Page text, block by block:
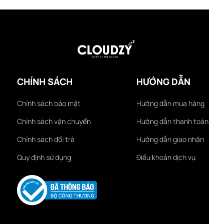
CHÍNH SÁCH
Chính sách bảo mật
Chính sách vận chuyển
Chính sách đổi trả
Quy định sử dụng
HƯỚNG DẪN
Hướng dẫn mua hàng
Hướng dẫn thanh toán
Hướng dẫn giao nhận
Điều khoản dịch vụ